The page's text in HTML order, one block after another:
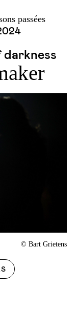
passées
© Bart Grietens